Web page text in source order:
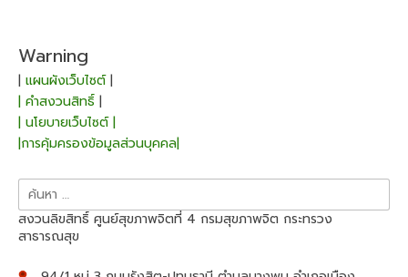
Warning
| แผนผังเว็บไซต์|
| คำสงวนสิทธิ์ |
| นโยบายเว็บไซต์ |
|การคุ้มครองข้อมูลส่วนบุคคล|
ค้นหา
สำหรับ:
สงวนลิขสิทธิ์ ศูนย์สุขภาพจิตที่ 4 กรมสุขภาพจิต กระทรวง
สาธารณสุข